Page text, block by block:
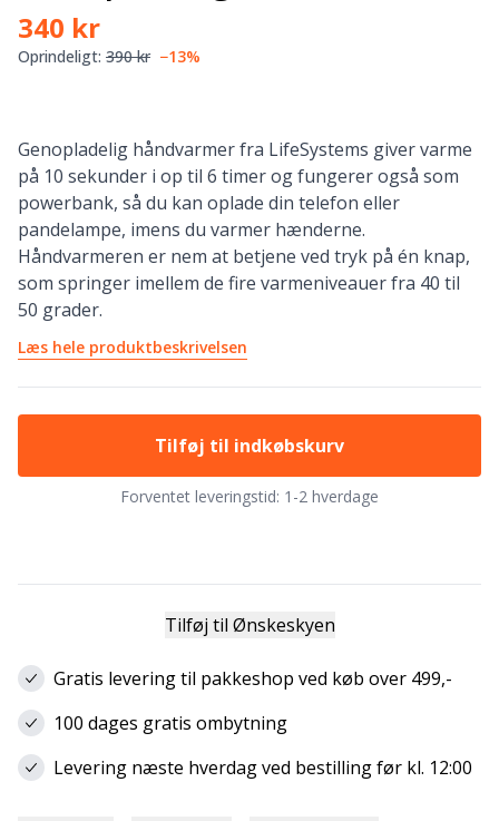
340 kr
Oprindeligt: 390 kr −13%
Genopladelig håndvarmer fra LifeSystems giver varme
på 10 sekunder i op til 6 timer og fungerer også som
powerbank, så du kan oplade din telefon eller
pandelampe, imens du varmer hænderne.
Håndvarmeren er nem at betjene ved tryk på én knap,
som springer imellem de fire varmeniveauer fra 40 til
50 grader.
Læs hele produktbeskrivelsen
Tilføj til indkøbskurv
Forventet leveringstid: 1-2 hverdage
Tilføj til Ønskeskyen
Gratis levering til pakkeshop ved køb over 499,-
100 dages gratis ombytning
Levering næste hverdag ved bestilling før kl. 12:00